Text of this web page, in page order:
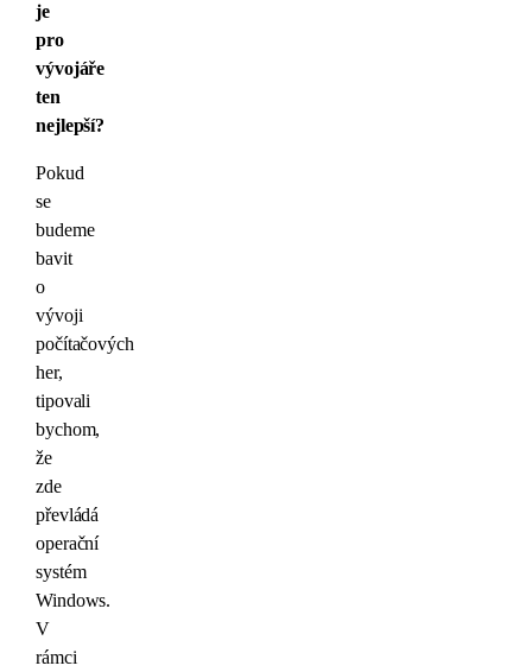
je
pro
vývojáře
ten
nejlepší?
Pokud
se
budeme
bavit
o
vývoji
počítačových
her,
tipovali
bychom,
že
zde
převládá
operační
systém
Windows.
V
rámci